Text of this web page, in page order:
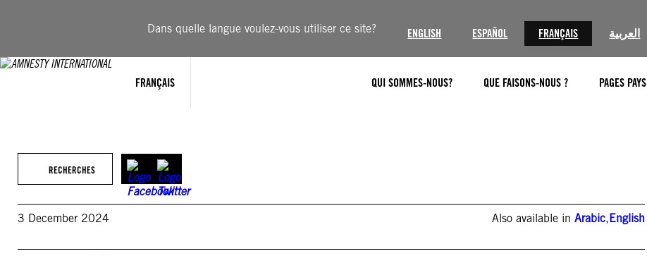
Dans quelle langue voulez-vous utiliser ce site? ENGLISH ESPAÑOL FRANÇAIS العربية
FRANÇAIS QUI SOMMES-NOUS? QUE FAISONS-NOUS ? PAGES PAYS
RECHERCHES
3 December 2024 Also available inArabic,English